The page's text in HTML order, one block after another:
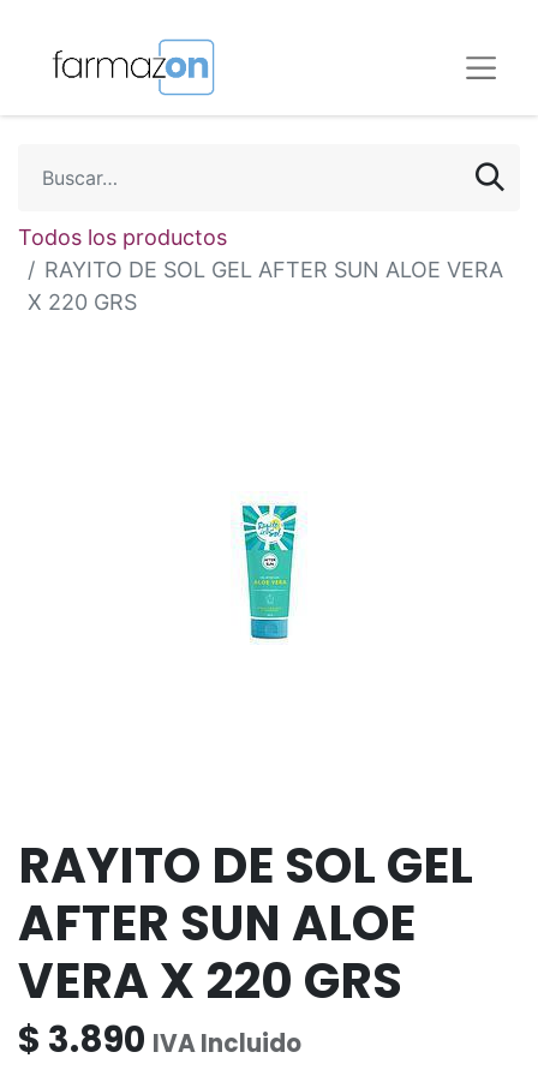
Todos los productos
RAYITO DE SOL GEL AFTER SUN ALOE VERA
X 220 GRS
RAYITO DE SOL GEL
AFTER SUN ALOE
VERA X 220 GRS
$ 3.890 IVA Incluido